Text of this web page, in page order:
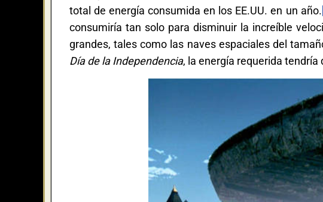
total de energía consumida en los EE.UU. en un año.
consumiría tan solo para disminuir la increíble
grandes, tales como las naves espaciales del
Día de la Independencia, la energía requerida